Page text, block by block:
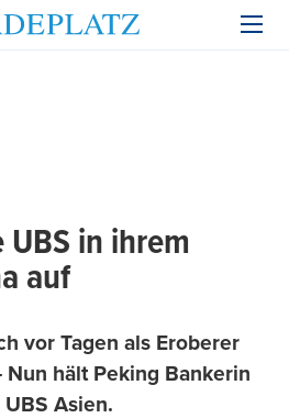
in ihrem
auf
vor Tagen als Eroberer
hält Peking Bankerin
Asien.